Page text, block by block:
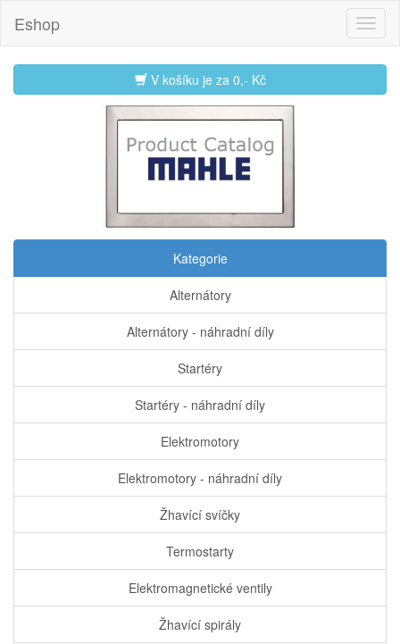
Eshop
V košíku je za 0,- Kč
Kategorie
Alternátory
Alternátory - náhradní díly
Startéry
Startéry - náhradní díly
Elektromotory
Elektromotory - náhradní díly
Žhavící svíčky
Termostarty
Elektromagnetické ventily
Žhavící spirály